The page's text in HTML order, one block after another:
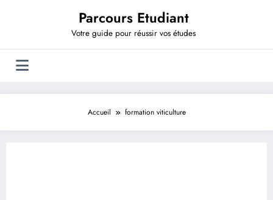
Parcours Etudiant
Votre guide pour réussir vos études
Accueil formation viticulture